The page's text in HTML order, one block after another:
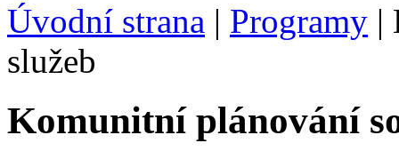
Úvodní strana | Programy |
služeb
Komunitní plánování